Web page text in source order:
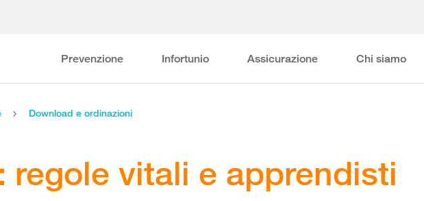
Prevenzione Infortunio Assicurazione Chi siamo
Download e ordinazioni
regole vitali e apprendisti